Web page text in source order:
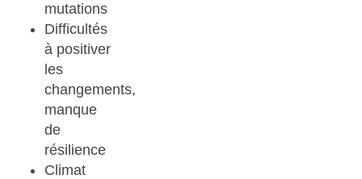
mutations
Difficultés
à positiver
les
changements,
manque
de
résilience
Climat